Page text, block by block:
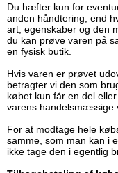
Du hæfter kun for
anden håndtering, end
art, egenskaber og den
du kan prøve varen på
en fysisk butik.
Hvis varen er prøvet
betragter vi den som
købet kun får en del
varens handelsmæssige
For at modtage hele
samme, som man kan i
ikke tage den i egentlig